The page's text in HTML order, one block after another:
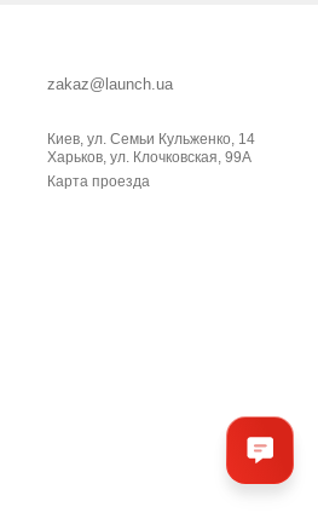
zakaz@launch.ua
Киев, ул. Семьи Кульженко, 14
Харьков, ул. Клочковская, 99А
Карта проезда